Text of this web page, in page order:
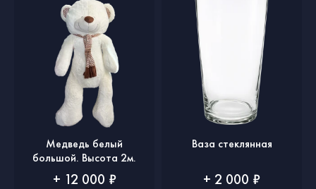
Медведь белый
большой. Высота 2м.
+ 12 000 ₽
Ваза стеклянная
+ 2 000 ₽